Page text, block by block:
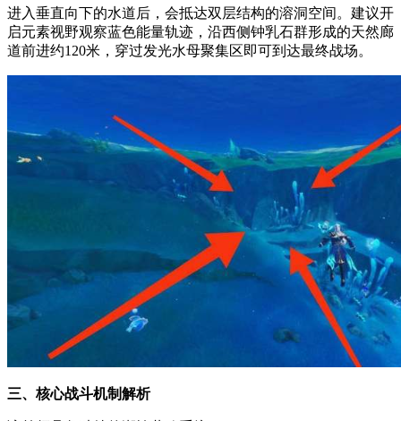
进入垂直向下的水道后，会抵达双层结构的溶洞空间。建议开
启元素视野观察蓝色能量轨迹，沿西侧钟乳石群形成的天然廊
道前进约120米，穿过发光水母聚集区即可到达最终战场。
三、核心战斗机制解析